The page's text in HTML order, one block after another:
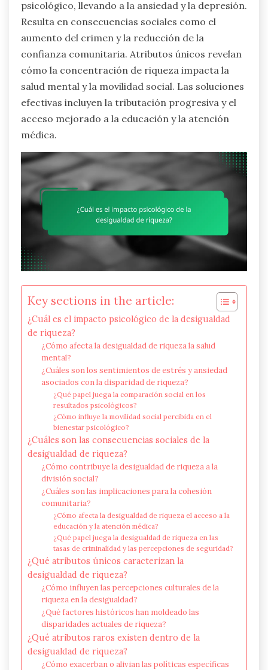
psicológico, llevando a la ansiedad y la depresión.
Resulta en consecuencias sociales como el
aumento del crimen y la reducción de la
confianza comunitaria. Atributos únicos revelan
cómo la concentración de riqueza impacta la
salud mental y la movilidad social. Las soluciones
efectivas incluyen la tributación progresiva y el
acceso mejorado a la educación y la atención
médica.
Key sections in the article:
¿Cuál es el impacto psicológico de la desigualdad
de riqueza?
¿Cómo afecta la desigualdad de riqueza la salud
mental?
¿Cuáles son los sentimientos de estrés y ansiedad
asociados con la disparidad de riqueza?
¿Qué papel juega la comparación social en los
resultados psicológicos?
¿Cómo influye la movilidad social percibida en el
bienestar psicológico?
¿Cuáles son las consecuencias sociales de la
desigualdad de riqueza?
¿Cómo contribuye la desigualdad de riqueza a la
división social?
¿Cuáles son las implicaciones para la cohesión
comunitaria?
¿Cómo afecta la desigualdad de riqueza el acceso a la
educación y la atención médica?
¿Qué papel juega la desigualdad de riqueza en las
tasas de criminalidad y las percepciones de seguridad?
¿Qué atributos únicos caracterizan la
desigualdad de riqueza?
¿Cómo influyen las percepciones culturales de la
riqueza en la desigualdad?
¿Qué factores históricos han moldeado las
disparidades actuales de riqueza?
¿Qué atributos raros existen dentro de la
desigualdad de riqueza?
¿Cómo exacerban o alivian las políticas específicas